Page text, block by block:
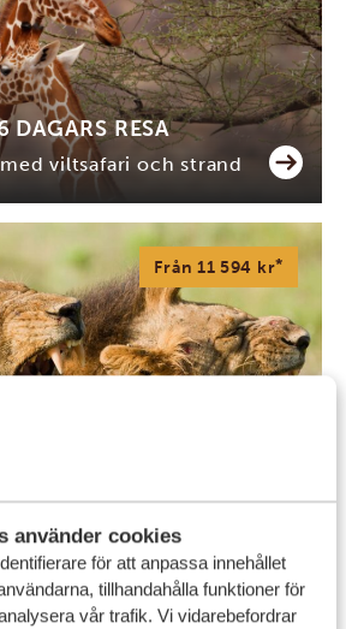
använder cookies
för att anpassa innehållet
tillhandahålla funktioner för
vår trafik. Vi vidarebefordrar
DAGARS RESA
viltsafari och strand
Från 11 594 kr*
DAGARS RESA
ALLA VÅRA RESOR